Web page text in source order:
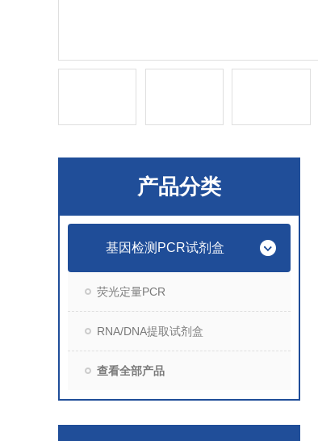
产品分类
基因检测PCR试剂盒
荧光定量PCR
RNA/DNA提取试剂盒
查看全部产品